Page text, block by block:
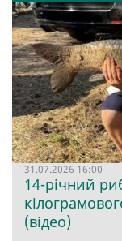
31.07.2026 16:00
14-річний
(відео)